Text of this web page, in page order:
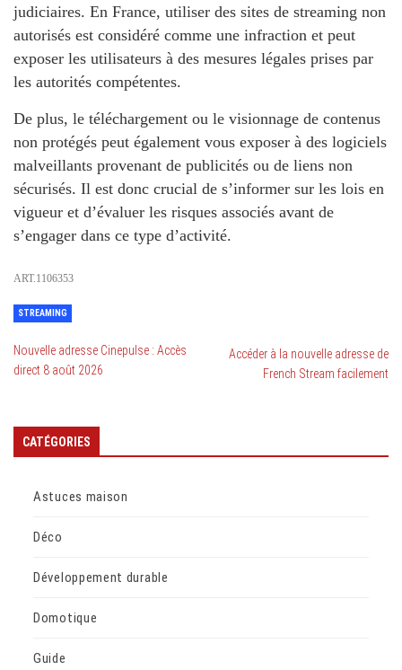
judiciaires. En France, utiliser des sites de streaming non
autorisés est considéré comme une infraction et peut
exposer les utilisateurs à des mesures légales prises par
les autorités compétentes.
De plus, le téléchargement ou le visionnage de contenus
non protégés peut également vous exposer à des logiciels
malveillants provenant de publicités ou de liens non
sécurisés. Il est donc crucial de s’informer sur les lois en
vigueur et d’évaluer les risques associés avant de
s’engager dans ce type d’activité.
ART.1106353
STREAMING
Nouvelle adresse Cinepulse : Accès
direct 8 août 2026
Accéder à la nouvelle adresse de
French Stream facilement
CATÉGORIES
Astuces maison
Déco
Développement durable
Domotique
Guide